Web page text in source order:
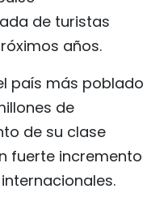
de turistas
años.
país más poblado
de
de su clase
fuerte incremento